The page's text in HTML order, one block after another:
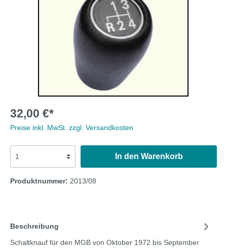
32,00 €*
Preise inkl. MwSt. zzgl. Versandkosten
In den Warenkorb
Produktnummer: 2013/08
Beschreibung
Schaltknauf für den MGB von Oktober 1972 bis September